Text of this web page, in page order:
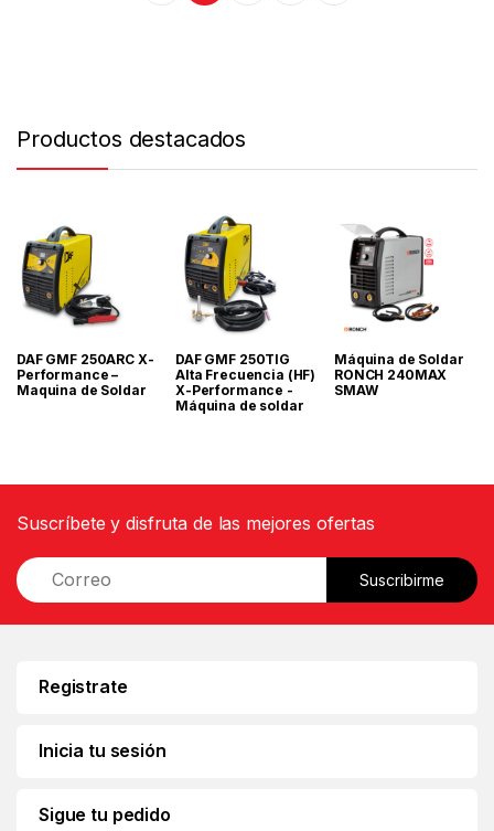
Productos destacados
DAF GMF 250ARC X-
Performance –
Maquina de Soldar
DAF GMF 250TIG
Alta Frecuencia (HF)
X-Performance -
Máquina de soldar
Máquina de Soldar
RONCH 240MAX
SMAW
Suscríbete y disfruta de las mejores ofertas
E
m
Suscribirme
Registrate
Inicia tu sesión
Sigue tu pedido